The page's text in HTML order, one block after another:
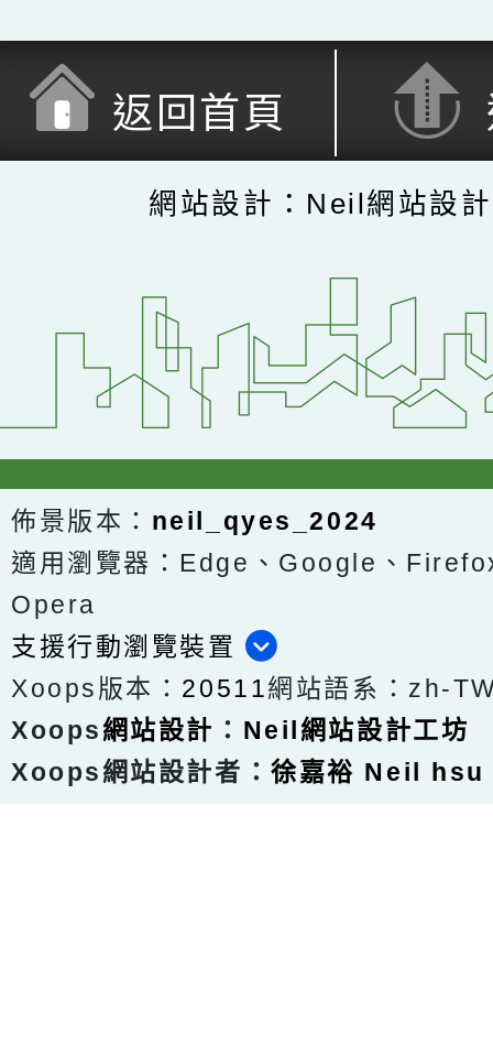
返回首頁
網站設計：Neil網站設
佈景版本： neil_qyes_2024
適用瀏覽器：Edge、Google、
Opera
支援行動瀏覽裝置
Xoops版本： 20511網站語系：zh-
Xoops網站設計 ： Neil網站設計工坊
Xoops網站設計者：徐嘉裕 Neil hsu